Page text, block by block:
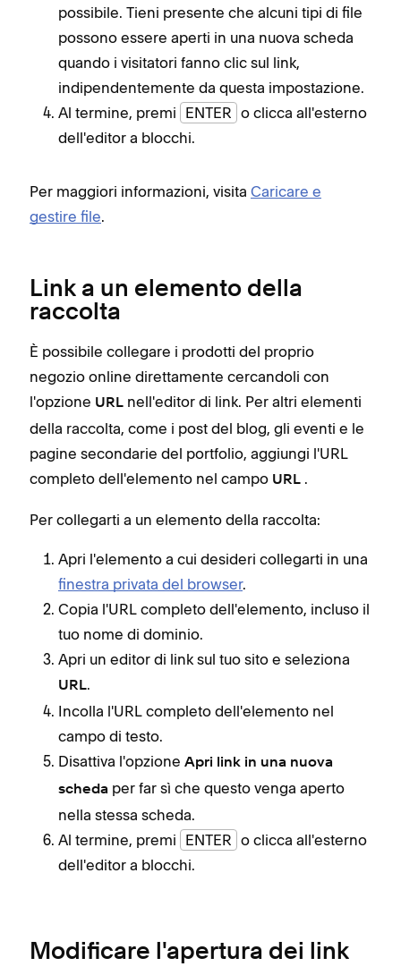
possibile. Tieni presente che alcuni tipi di file
possono essere aperti in una nuova scheda
quando i visitatori fanno clic sul link,
indipendentemente da questa impostazione.
Al termine, premi ENTER o clicca all'esterno
dell'editor a blocchi.
Per maggiori informazioni, visita Caricare e
gestire file.
Link a un elemento della
raccolta
È possibile collegare i prodotti del proprio
negozio online direttamente cercandoli con
l'opzione URL nell'editor di link. Per altri elementi
della raccolta, come i post del blog, gli eventi e le
pagine secondarie del portfolio, aggiungi l'URL
completo dell'elemento nel campo URL .
Per collegarti a un elemento della raccolta:
Apri l'elemento a cui desideri collegarti in una
finestra privata del browser.
Copia l'URL completo dell'elemento, incluso il
tuo nome di dominio.
Apri un editor di link sul tuo sito e seleziona
URL.
Incolla l'URL completo dell'elemento nel
campo di testo.
Disattiva l'opzione Apri link in una nuova
scheda per far sì che questo venga aperto
nella stessa scheda.
Al termine, premi ENTER o clicca all'esterno
dell'editor a blocchi.
Modificare l'apertura dei link